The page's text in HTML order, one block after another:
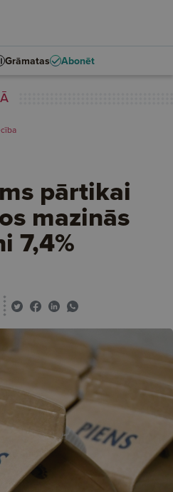
Grāmatas Abonēt
pārtikai
mazinās
7,4%